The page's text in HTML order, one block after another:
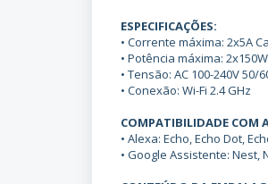
ESPECIFICAÇÕES:
• Corrente máxima: 2x5A
• Potência máxima:
• Tensão: AC 100-240V 50/
• Conexão: Wi-Fi 2.4 GHz
COMPATIBILIDADE COM
• Alexa: Echo, Echo Dot,
• Google Assistente: Nest,